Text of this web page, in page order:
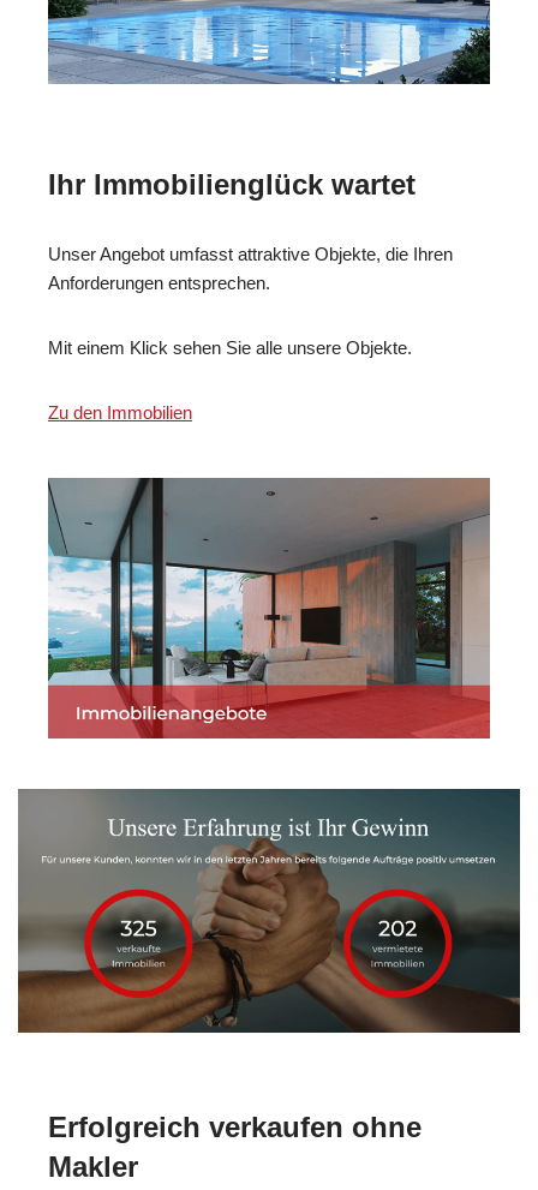
Ihr Immobilienglück wartet
Unser Angebot umfasst attraktive Objekte, die Ihren
Anforderungen entsprechen.
Mit einem Klick sehen Sie alle unsere Objekte.
Zu den Immobilien
Erfolgreich verkaufen ohne
Makler